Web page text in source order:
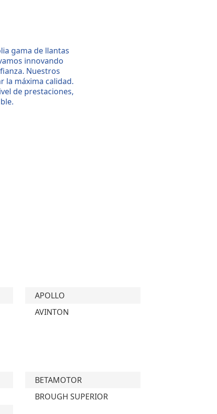
gama de llantas
innovando
Nuestros
la máxima calidad.
de prestaciones,
APOLLO
AVINTON
BETAMOTOR
BROUGH SUPERIOR